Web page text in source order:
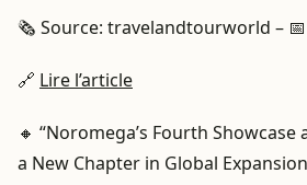
🗞️ Source: travelandtourworld – 📅
🔗 Lire l’article
🔸 “Noromega’s Fourth
a New Chapter in Global